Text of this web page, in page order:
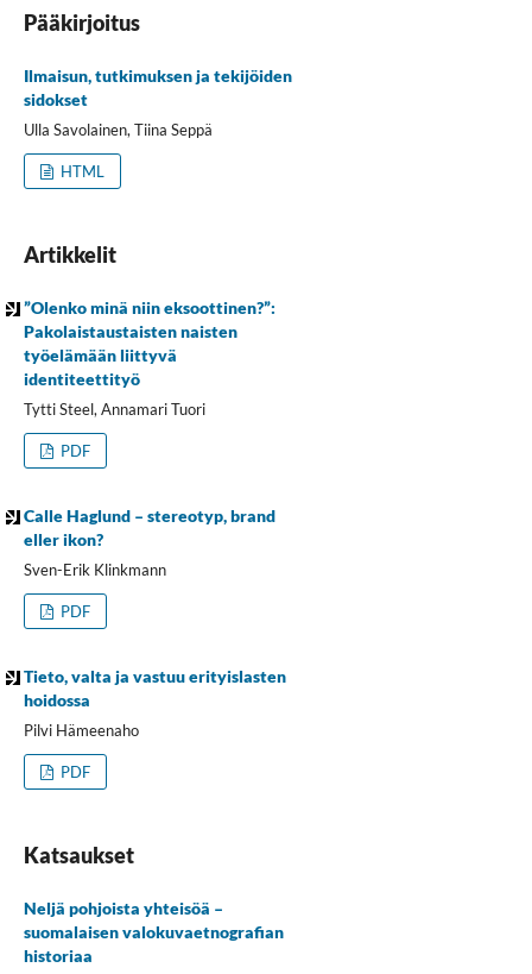
Pääkirjoitus
Ilmaisun, tutkimuksen ja tekijöiden
sidokset
Ulla Savolainen, Tiina Seppä
HTML
Artikkelit
”Olenko minä niin eksoottinen?”:
Pakolaistaustaisten naisten
työelämään liittyvä
identiteettityö
Tytti Steel, Annamari Tuori
PDF
Calle Haglund – stereotyp, brand
eller ikon?
Sven-Erik Klinkmann
PDF
Tieto, valta ja vastuu erityislasten
hoidossa
Pilvi Hämeenaho
PDF
Katsaukset
Neljä pohjoista yhteisöä –
suomalaisen valokuvaetnografian
historiaa